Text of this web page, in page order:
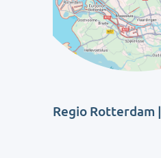
Regio Rotterdam